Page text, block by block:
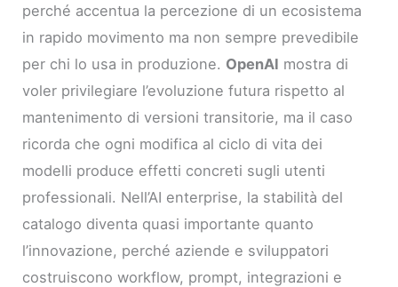
perché accentua la percezione di un ecosistema
in rapido movimento ma non sempre prevedibile
per chi lo usa in produzione. OpenAI mostra di
voler privilegiare l’evoluzione futura rispetto al
mantenimento di versioni transitorie, ma il caso
ricorda che ogni modifica al ciclo di vita dei
modelli produce effetti concreti sugli utenti
professionali. Nell’AI enterprise, la stabilità del
catalogo diventa quasi importante quanto
l’innovazione, perché aziende e sviluppatori
costruiscono workflow, prompt, integrazioni e